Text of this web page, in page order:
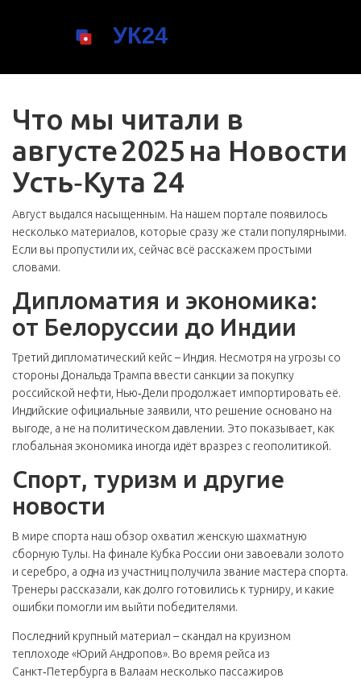
Что мы читали в
августе 2025 на Новости
Усть‑Кута 24
Август выдался насыщенным. На нашем портале появилось
несколько материалов, которые сразу же стали популярными.
Если вы пропустили их, сейчас всё расскажем простыми
словами.
Дипломатия и экономика:
от Белоруссии до Индии
Третий дипломатический кейс – Индия. Несмотря на угрозы со
стороны Дональда Трампа ввести санкции за покупку
российской нефти, Нью‑Дели продолжает импортировать её.
Индийские официальные заявили, что решение основано на
выгоде, а не на политическом давлении. Это показывает, как
глобальная экономика иногда идёт вразрез с геополитикой.
Спорт, туризм и другие
новости
В мире спорта наш обзор охватил женскую шахматную
сборную Тулы. На финале Кубка России они завоевали золото
и серебро, а одна из участниц получила звание мастера спорта.
Тренеры рассказали, как долго готовились к турниру, и какие
ошибки помогли им выйти победителями.
Последний крупный материал – скандал на круизном
теплоходе «Юрий Андропов». Во время рейса из
Санкт‑Петербурга в Валаам несколько пассажиров